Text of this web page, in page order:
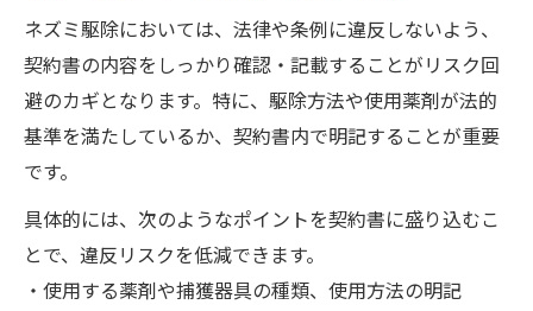
ネズミ駆除においては、法律や条例に違反しないよう、
契約書の内容をしっかり確認・記載することがリスク回
避のカギとなります。特に、駆除方法や使用薬剤が法的
基準を満たしているか、契約書内で明記することが重要
です。
具体的には、次のようなポイントを契約書に盛り込むこ
とで、違反リスクを低減できます。
・使用する薬剤や捕獲器具の種類、使用方法の明記